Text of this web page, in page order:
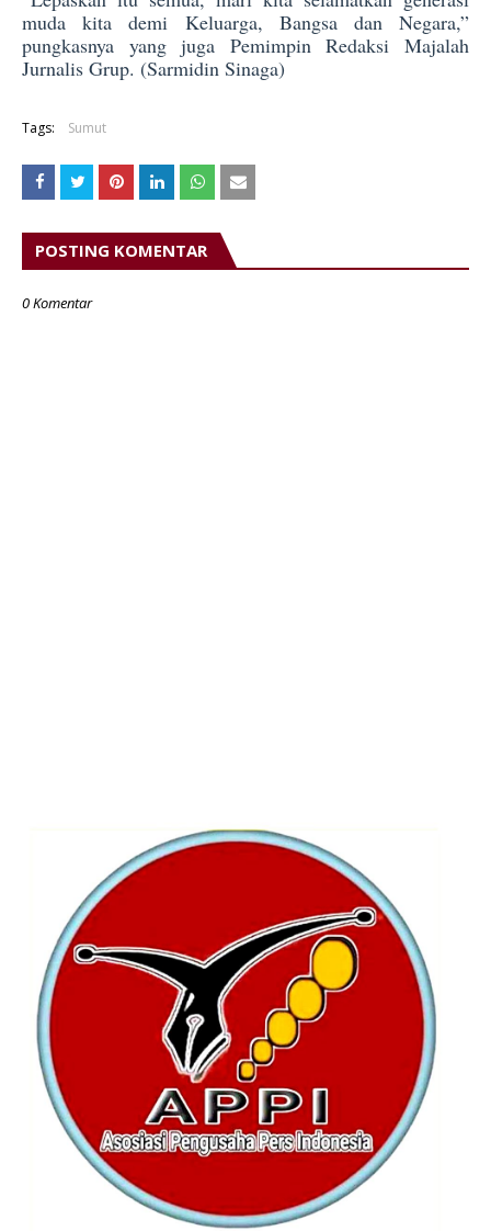
muda kita demi Keluarga, Bangsa dan Negara,”
pungkasnya yang juga Pemimpin Redaksi Majalah
Jurnalis Grup. (Sarmidin Sinaga)
Tags: Sumut
POSTING KOMENTAR
0 Komentar